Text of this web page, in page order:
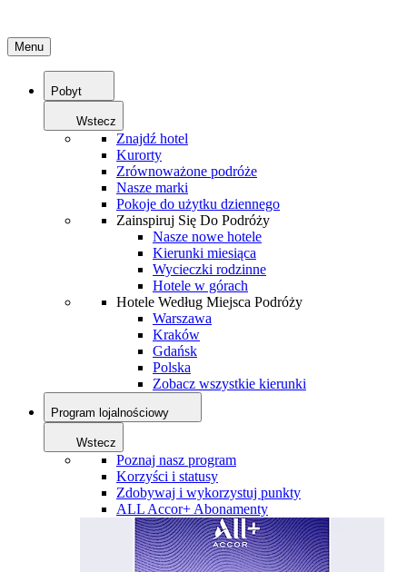
Menu
Pobyt
Wstecz
Znajdź hotel
Kurorty
Zrównoważone podróże
Nasze marki
Pokoje do użytku dziennego
Zainspiruj Się Do Podróży
Nasze nowe hotele
Kierunki miesiąca
Wycieczki rodzinne
Hotele w górach
Hotele Według Miejsca Podróży
Warszawa
Kraków
Gdańsk
Polska
Zobacz wszystkie kierunki
Program lojalnościowy
Wstecz
Poznaj nasz program
Korzyści i statusy
Zdobywaj i wykorzystuj punkty
ALL Accor+ Abonamenty